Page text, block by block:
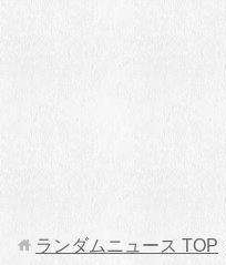
ランダムニュース TOP